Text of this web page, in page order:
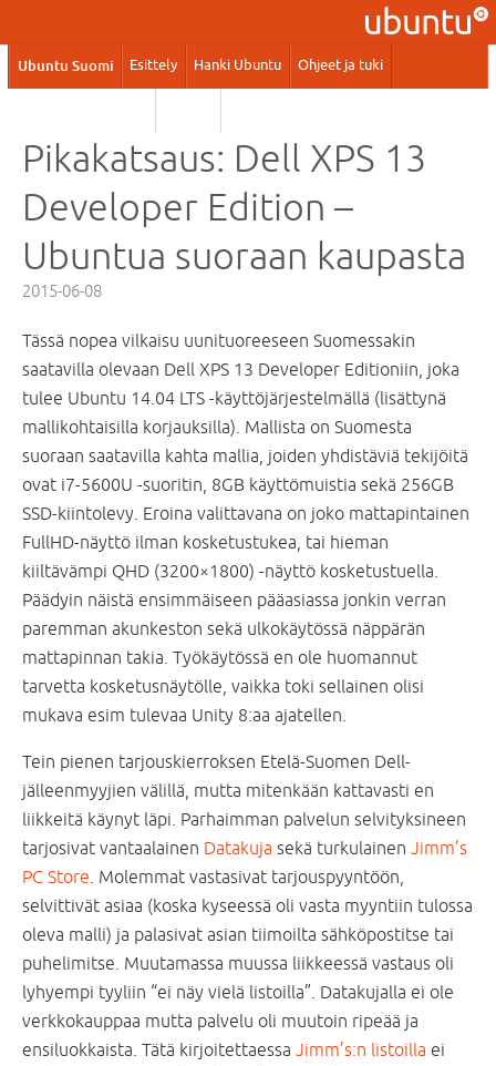
Ubuntu Suomi Esittely Hanki Ubuntu Ohjeet ja tuki
Pikakatsaus: Dell XPS 13
Developer Edition –
Ubuntua suoraan kaupasta
2015-06-08
Tässä nopea vilkaisu uunituoreeseen Suomessakin
saatavilla olevaan Dell XPS 13 Developer Editioniin, joka
tulee Ubuntu 14.04 LTS -käyttöjärjestelmällä (lisättynä
mallikohtaisilla korjauksilla). Mallista on Suomesta
suoraan saatavilla kahta mallia, joiden yhdistäviä tekijöitä
ovat i7-5600U -suoritin, 8GB käyttömuistia sekä 256GB
SSD-kiintolevy. Eroina valittavana on joko mattapintainen
FullHD-näyttö ilman kosketustukea, tai hieman
kiiltävämpi QHD (3200×1800) -näyttö kosketustuella.
Päädyin näistä ensimmäiseen pääasiassa jonkin verran
paremman akunkeston sekä ulkokäytössä näppärän
mattapinnan takia. Työkäytössä en ole huomannut
tarvetta kosketusnäytölle, vaikka toki sellainen olisi
mukava esim tulevaa Unity 8:aa ajatellen.
Tein pienen tarjouskierroksen Etelä-Suomen Dell-
jälleenmyyjien välillä, mutta mitenkään kattavasti en
liikkeitä käynyt läpi. Parhaimman palvelun selvityksineen
tarjosivat vantaalainen Datakuja sekä turkulainenJimm’s
PC Store. Molemmat vastasivat tarjouspyyntöön,
selvittivät asiaa (koska kyseessä oli vasta myyntiin tulossa
oleva malli) ja palasivat asian tiimoilta sähköpostitse tai
puhelimitse. Muutamassa muussa liikkeessä vastaus oli
lyhyempi tyyliin “ei näy vielä listoilla”. Datakujalla ei ole
verkkokauppaa mutta palvelu oli muutoin ripeää ja
ensiluokkaista. Tätä kirjoitettaessaJimm’s:n listoilla ei